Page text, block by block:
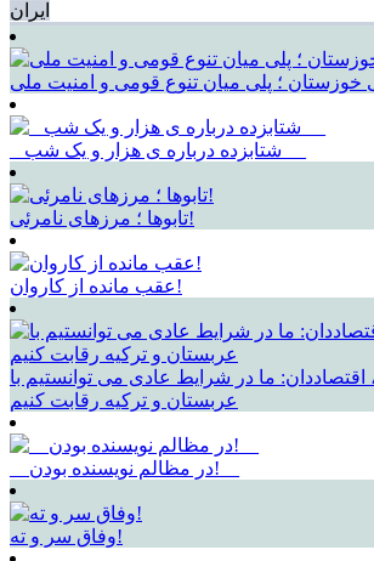
ایران
خوزستان ؛ پلی میان تنوع قومی و امنیت ملی
تابوها ؛ مرزهای نامرئی!
عقب مانده از کاروان!
اقتصاددان: ما در شرایط عادی می توانستیم با
عربستان و ترکیه رقابت کنیم
__در مظالم نویسنده بودن!__
وفاق سر و ته!